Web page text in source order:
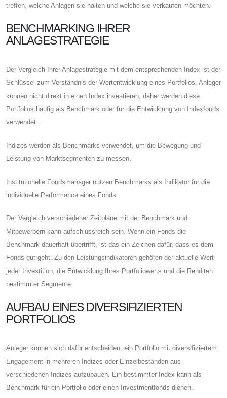
treffen, welche Anlagen sie halten und welche sie verkaufen möchten.
BENCHMARKING IHRER
ANLAGESTRATEGIE
Der Vergleich Ihrer Anlagestrategie mit dem entsprechenden Index ist der
Schlüssel zum Verständnis der Wertentwicklung eines Portfolios. Anleger
können nicht direkt in einen Index investieren, daher werden diese
Portfolios häufig als Benchmark oder für die Entwicklung von Indexfonds
verwendet.
Indizes werden als Benchmarks verwendet, um die Bewegung und
Leistung von Marktsegmenten zu messen.
Institutionelle Fondsmanager nutzen Benchmarks als Indikator für die
individuelle Performance eines Fonds.
Der Vergleich verschiedener Zeitpläne mit der Benchmark und
Mitbewerbern kann aufschlussreich sein. Wenn ein Fonds die
Benchmark dauerhaft übertrifft, ist das ein Zeichen dafür, dass es dem
Fonds gut geht. Zu den Leistungsindikatoren gehören der aktuelle Wert
jeder Investition, die Entwicklung Ihres Portfoliowerts und die Renditen
bestimmter Segmente.
AUFBAU EINES DIVERSIFIZIERTEN
PORTFOLIOS
Anleger können sich dafür entscheiden, ein Portfolio mit diversifiziertem
Engagement in mehreren Indizes oder Einzelbeständen aus
verschiedenen Indizes aufzubauen. Ein bestimmter Index kann als
Benchmark für ein Portfolio oder einen Investmentfonds dienen.